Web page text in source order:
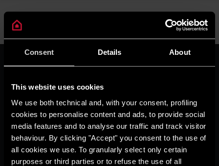
Consent Details About
This website uses cookies
We use both technical and, with your consent, profiling
cookies to personalise content and ads, to provide social
media features and to analyse our traffic and track visitor
behaviour. By clicking "Accept" you consent to the use of
all cookies we use. To granularly select only certain
purposes or third parties or to refuse the use of all
Tập đoàn Ariston
TẠP CHÍ
Mẹo & giải pháp
Tin tức
Ngôi nhà thư thái
Cuộc sống xanh
Từ điển